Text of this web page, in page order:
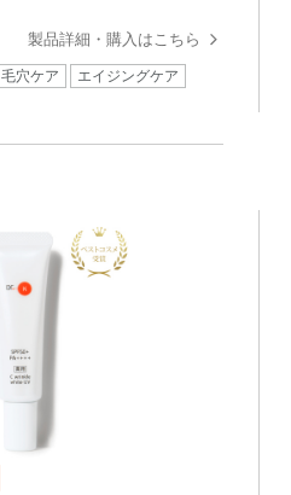
製品詳細・購入はこちら
毛穴ケア エイジングケア